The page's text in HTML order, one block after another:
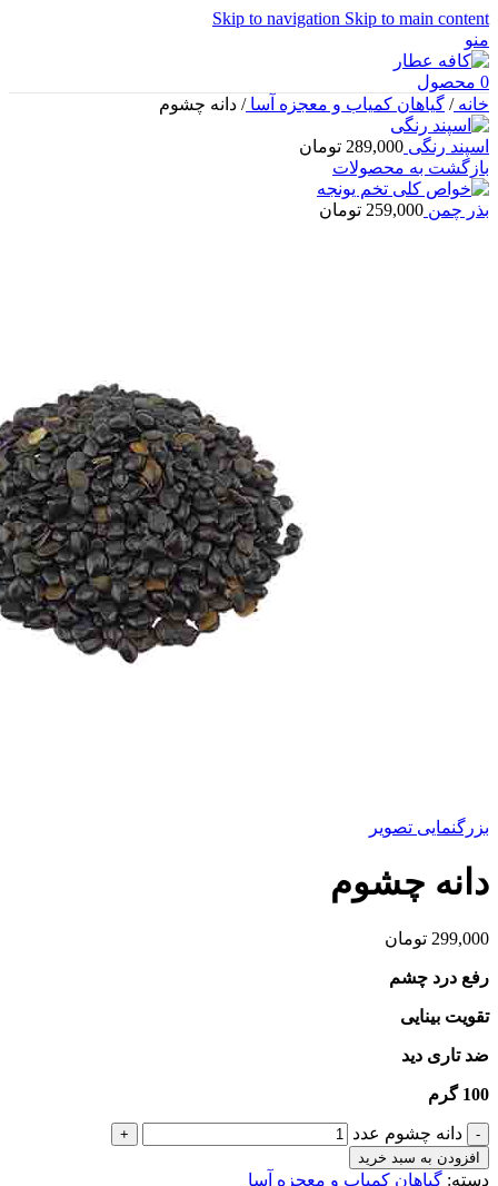
Skip to navigation Skip to main content
منو
0 محصول
خانه/ گیاهان کمیاب و معجزه آسا/ دانه چشوم
اسپند رنگی 289,000 تومان
بازگشت به محصولات
بذر چمن 259,000 تومان
بزرگنمایی تصویر
دانه چشوم
299,000 تومان
رفع درد چشم
تقویت بینایی
ضد تاری دید
100 گرم
- دانه چشوم عدد
+
افزودن به سبد خرید
دسته: گیاهان کمیاب و معجزه آسا